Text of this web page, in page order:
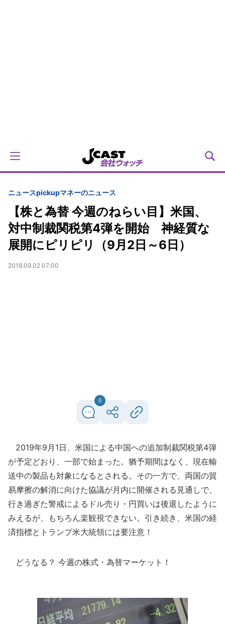
ニュースpickupマネーのニュース
【株と為替 今週のねらい目】米国、
対中制裁関税第4弾を開始 神経質な
展開にピリピリ（9月2日～6日）
2019.09.02 07:00
0
2019年9月1日、米国による中国への追加制裁関税第4弾
が予定どおり、一部で始まった。猶予期間はなく、現在輸
送中の製品も対象になるとされる。その一方で、両国の貿
易摩擦の解消に向けた協議が月内に開催される見通しで、
行き過ぎた警戒によるドル売り・円買いは後退したように
みえるが、もちろん楽観視できない。引き続き、米国の経
済指標とトランプ米大統領には要注意！
どうなる？ 今週の株式・為替マーケット！